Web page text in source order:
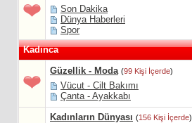
Son Dakika
Dünya Haberleri
Spor
Kadınca
Güzellik - Moda (99 Kişi İçerde)
Vücut - Cilt Bakımı
Çanta - Ayakkabı
Kadınların Dünyası (156 Kişi İçerde)